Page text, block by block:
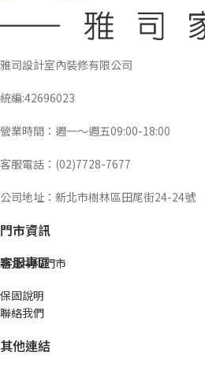
雅司設計室內裝修有限公司
統編:42696023
營業時間：週一～週五09:00-18:00
客服電話：(02)7728-7677
公司地址：新北市樹林區田尾街24-24號
門市資訊
新北中和門市
客服專區
保固說明
聯絡我們
其他連結